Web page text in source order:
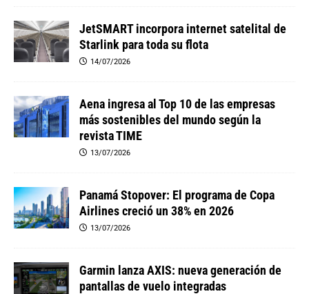
JetSMART incorpora internet satelital de
Starlink para toda su flota
14/07/2026
Aena ingresa al Top 10 de las empresas
más sostenibles del mundo según la
revista TIME
13/07/2026
Panamá Stopover: El programa de Copa
Airlines creció un 38% en 2026
13/07/2026
Garmin lanza AXIS: nueva generación de
pantallas de vuelo integradas